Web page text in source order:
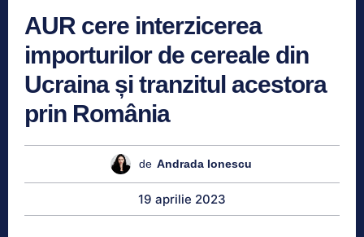
AUR cere interzicerea
importurilor de cereale din
Ucraina și tranzitul acestora
prin România
de Andrada Ionescu
19 aprilie 2023